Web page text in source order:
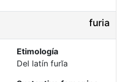
furia
Etimología
Del latín furĭa